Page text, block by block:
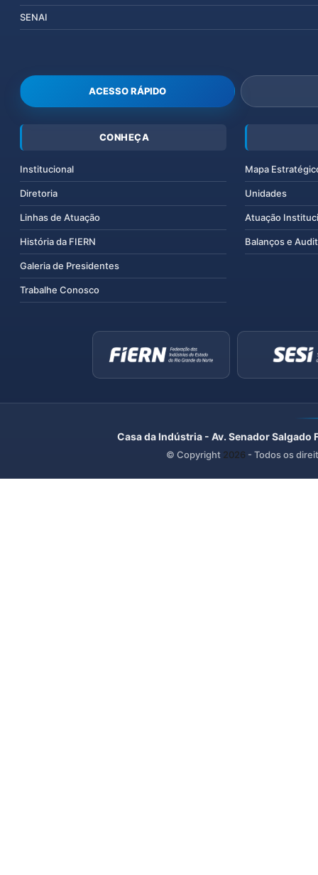
SENAI
ACESSO RÁPIDO
CONHEÇA
Institucional
Diretoria
Linhas de Atuação
História da FIERN
Galeria de Presidentes
Trabalhe Conosco
Mapa
Unidades
Atuação
Balanços e
Casa da Indústria - Av. Senador
© Copyright 2026 - Todos os